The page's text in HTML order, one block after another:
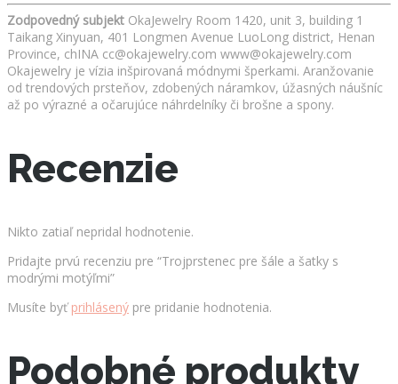
Zodpovedný subjekt OkaJewelry Room 1420, unit 3, building 1
Taikang Xinyuan, 401 Longmen Avenue LuoLong district, Henan
Province, chINA cc@okajewelry.com www@okajewelry.com
Okajewelry je vízia inšpirovaná módnymi šperkami. Aranžovanie
od trendových prsteňov, zdobených náramkov, úžasných náušníc
až po výrazné a očarujúce náhrdelníky či brošne a spony.
Recenzie
Nikto zatiaľ nepridal hodnotenie.
Pridajte prvú recenziu pre “Trojprstenec pre šále a šatky s
modrými motýľmi”
Musíte byť prihlásený pre pridanie hodnotenia.
Podobné produkty